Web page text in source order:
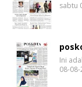
sabtu
Ini
08-